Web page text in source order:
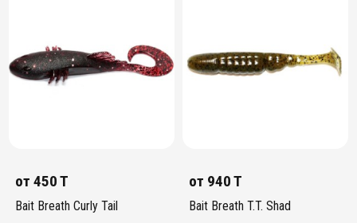
от450 T
Bait Breath Curly Tail
от 940 T
Bait Breath T.T. Shad